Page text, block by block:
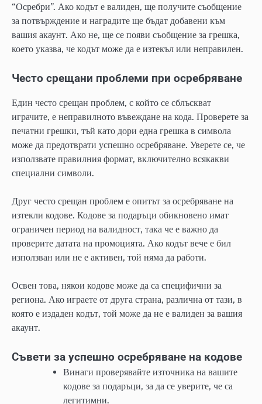
“Осребри”. Ако кодът е валиден, ще получите съобщение
за потвърждение и наградите ще бъдат добавени към
вашия акаунт. Ако не, ще се появи съобщение за грешка,
което указва, че кодът може да е изтекъл или неправилен.
Често срещани проблеми при осребряване
Един често срещан проблем, с който се сблъскват
играчите, е неправилното въвеждане на кода. Проверете за
печатни грешки, тъй като дори една грешка в символа
може да предотврати успешно осребряване. Уверете се, че
използвате правилния формат, включително всякакви
специални символи.
Друг често срещан проблем е опитът за осребряване на
изтекли кодове. Кодове за подаръци обикновено имат
ограничен период на валидност, така че е важно да
проверите датата на промоцията. Ако кодът вече е бил
използван или не е активен, той няма да работи.
Освен това, някои кодове може да са специфични за
региона. Ако играете от друга страна, различна от тази, в
която е издаден кодът, той може да не е валиден за вашия
акаунт.
Съвети за успешно осребряване на кодове
Винаги проверявайте източника на вашите
кодове за подаръци, за да се уверите, че са
легитимни.